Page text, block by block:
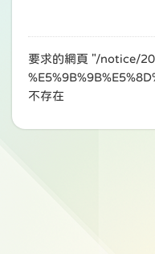
要求的網頁 "/notice/
不存在